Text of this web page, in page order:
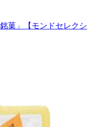
菓」【モンドセレクシ